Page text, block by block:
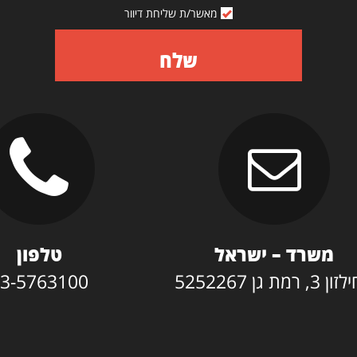
מאשר/ת שליחת דיוור
שלח
משרד – ישראל
גן 5252267
טלפון
5763100